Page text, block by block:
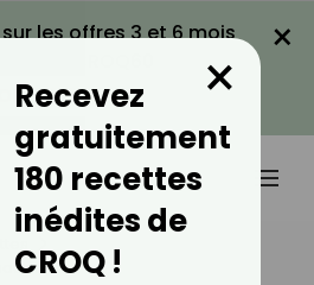
sur les offres 3 et 6 mois
LA PROMO
×
Recevez
gratuitement
180 recettes
inédites de
CROQ !
×